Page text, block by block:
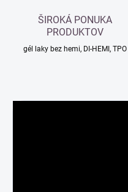
ŠIROKÁ PONUKA
PRODUKTOV
gél laky bez hemi, DI-HEMI, TPO